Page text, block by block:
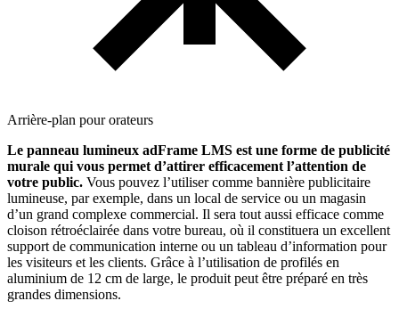
Arrière-plan pour orateurs
Le panneau lumineux adFrame LMS est une forme de publicité
murale qui vous permet d’attirer efficacement l’attention de
votre public. Vous pouvez l’utiliser comme bannière publicitaire
lumineuse, par exemple, dans un local de service ou un magasin
d’un grand complexe commercial. Il sera tout aussi efficace comme
cloison rétroéclairée dans votre bureau, où il constituera un excellent
support de communication interne ou un tableau d’information pour
les visiteurs et les clients. Grâce à l’utilisation de profilés en
aluminium de 12 cm de large, le produit peut être préparé en très
grandes dimensions.